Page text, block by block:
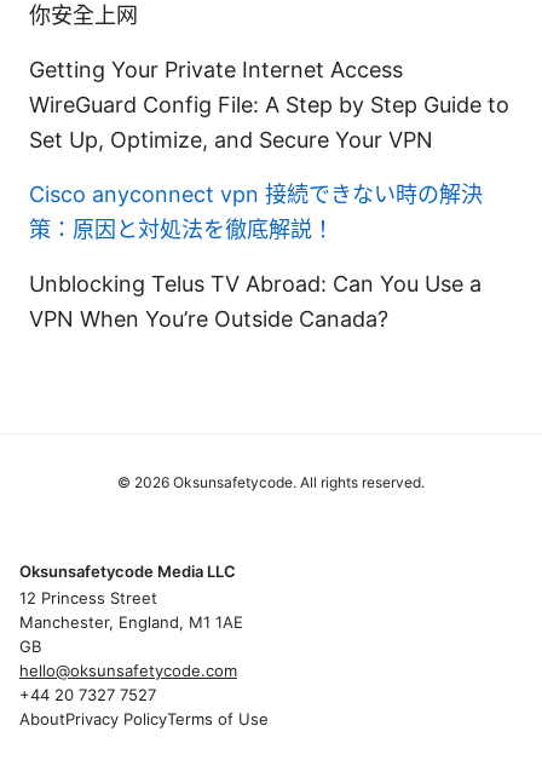
你安全上网
Getting Your Private Internet Access
WireGuard Config File: A Step by Step Guide to
Set Up, Optimize, and Secure Your VPN
Cisco anyconnect vpn 接続できない時の解決
策：原因と対処法を徹底解説！
Unblocking Telus TV Abroad: Can You Use a
VPN When You’re Outside Canada?
© 2026 Oksunsafetycode. All rights reserved.
Oksunsafetycode Media LLC
12 Princess Street
Manchester, England, M1 1AE
GB
hello@oksunsafetycode.com
+44 20 7327 7527
AboutPrivacy PolicyTerms of Use